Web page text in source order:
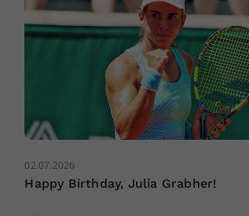
02.07.2026
Happy Birthday, Julia Grabher!